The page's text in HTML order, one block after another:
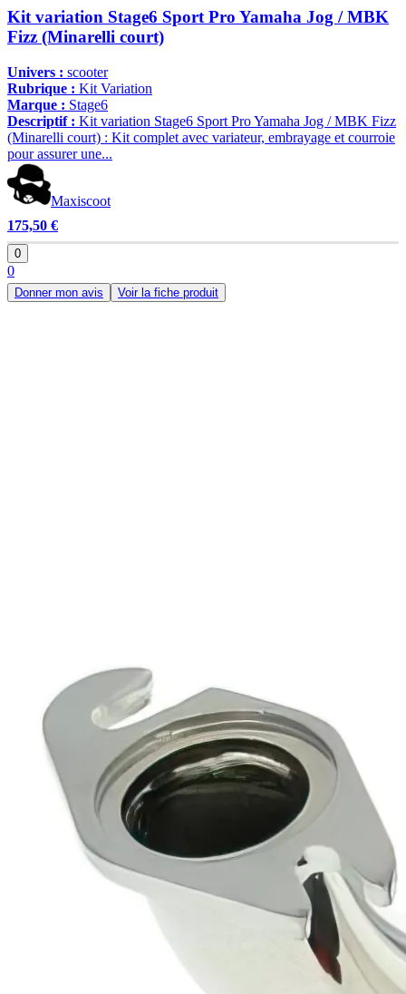
Kit variation Stage6 Sport Pro Yamaha Jog / MBK
Fizz (Minarelli court)
Univers : scooter
Rubrique : Kit Variation
Marque : Stage6
Descriptif : Kit variation Stage6 Sport Pro Yamaha Jog / MBK Fizz
(Minarelli court) : Kit complet avec variateur, embrayage et courroie
pour assurer une...
Maxiscoot
175,50 €
0
0
Donner mon avis Voir la fiche produit